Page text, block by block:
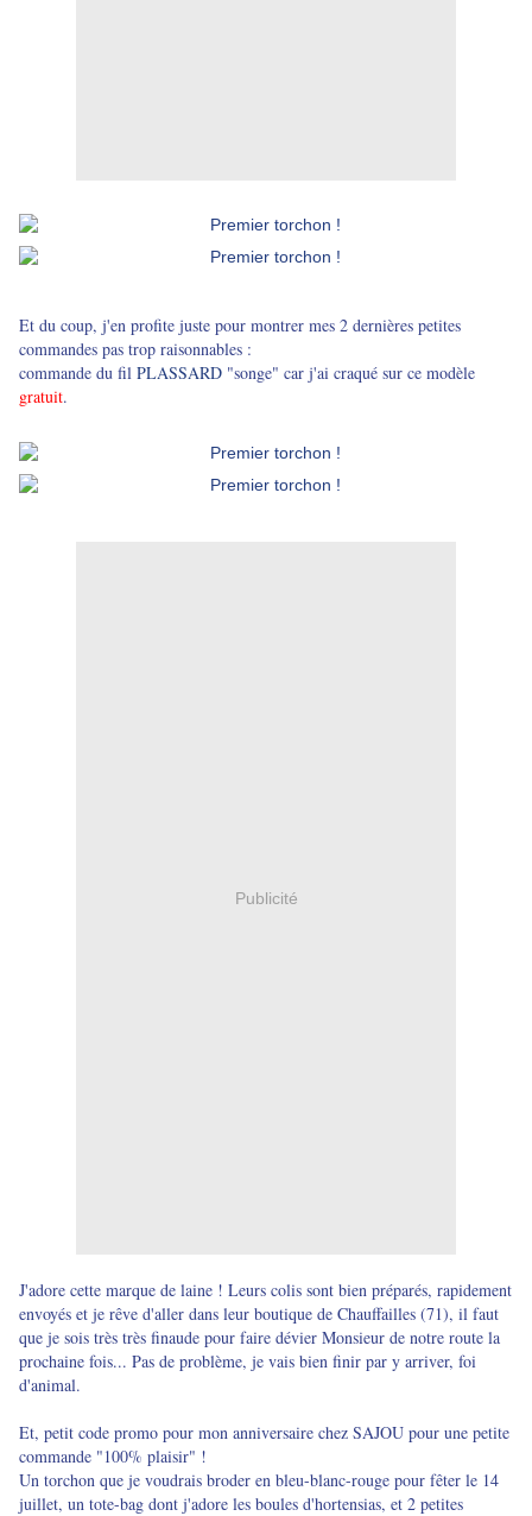
Et du coup, j'en profite juste pour montrer mes 2 dernières petites
commandes pas trop raisonnables :
commande du fil PLASSARD "songe" car j'ai craqué sur ce modèle
gratuit.
Publicité
J'adore cette marque de laine ! Leurs colis sont bien préparés, rapidement
envoyés et je rêve d'aller dans leur boutique de Chauffailles (71), il faut
que je sois très très finaude pour faire dévier Monsieur de notre route la
prochaine fois... Pas de problème, je vais bien finir par y arriver, foi
d'animal.
Et, petit code promo pour mon anniversaire chez SAJOU pour une petite
commande "100% plaisir" !
Un torchon que je voudrais broder en bleu-blanc-rouge pour fêter le 14
juillet, un tote-bag dont j'adore les boules d'hortensias, et 2 petites